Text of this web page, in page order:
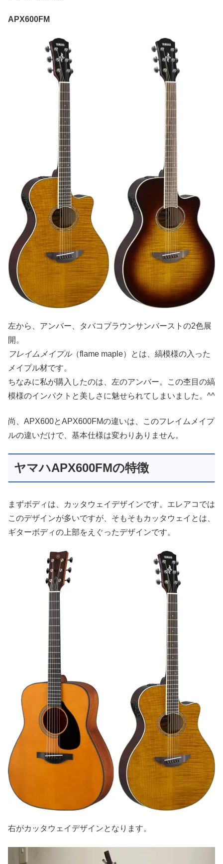
APX600FM
左から、アンバー、タバコブラウンサンバーストの2色展
開。
フレイムメイプル（flame maple）とは、縞模様の入った
メイプル材です。
ちなみに私が購入したのは、左のアンバー。この杢目の縞
模様のインパクトと美しさに魅せられてしまいました。^^
尚、APX600とAPX600FMの違いは、このフレイムメイプ
ルの違いだけで、基本仕様は変わりありません。
ヤマハAPX600FMの特徴
まずボディは、カッタウェイデザインです。エレアコでは
このデザインが多いですが、そもそもカッタウェイとは、
ギターボディの上部をえぐったデザインです。
右がカッタウェイデザインとなります。